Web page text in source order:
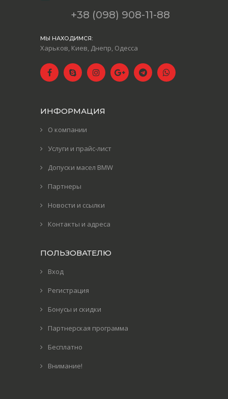
+38 (098) 908-11-88
МЫ НАХОДИМСЯ:
Харьков, Киев, Днепр, Одесса
ИНФОРМАЦИЯ
О компании
Услуги и прайс-лист
Допуски масел BMW
Партнеры
Новости и ссылки
Контакты и адреса
ПОЛЬЗОВАТЕЛЮ
Вход
Регистрация
Бонусы и скидки
Партнерская программа
Бесплатно
Внимание!